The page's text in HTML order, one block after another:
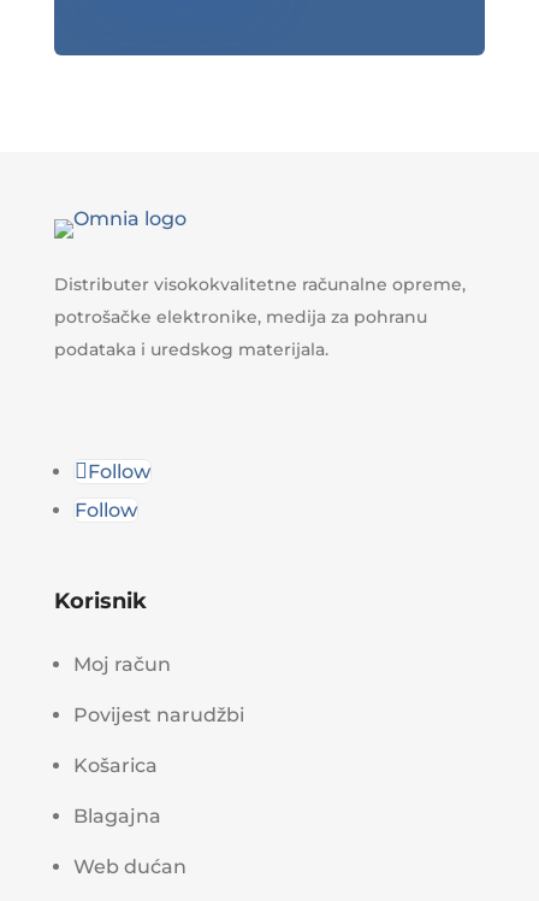
Distributer visokokvalitetne računalne opreme,
potrošačke elektronike, medija za pohranu
podataka i uredskog materijala.
Follow
Follow
Korisnik
Moj račun
Povijest narudžbi
Košarica
Blagajna
Web dućan